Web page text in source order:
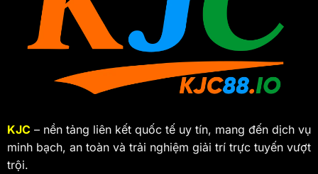
KJC – nền tảng liên kết quốc tế uy tín, mang đến dịch vụ
minh bạch, an toàn và trải nghiệm giải trí trực tuyến vượt
trội.